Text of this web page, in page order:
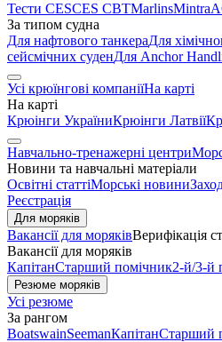
Тести CESCES CBTMarlinsMintra
За типом судна
Для нафтового танкераДля
сейсмічних суденДля Anchor
Усі крюїнгові компаніїНа карті
На карті
Крюінги УкраїниКрюінги Латвії
Навчально-тренажерні центри
Новини та навчальні матеріали
Освітні статтіМорські новини
Реєстрація
Для моряків
Вакансії для моряківВерифікація
Вакансії для моряків
КапітанСтарший помічник2-й/3-й
Резюме моряків
Усі резюме
За рангом
BoatswainSeemanКапітанСтарший